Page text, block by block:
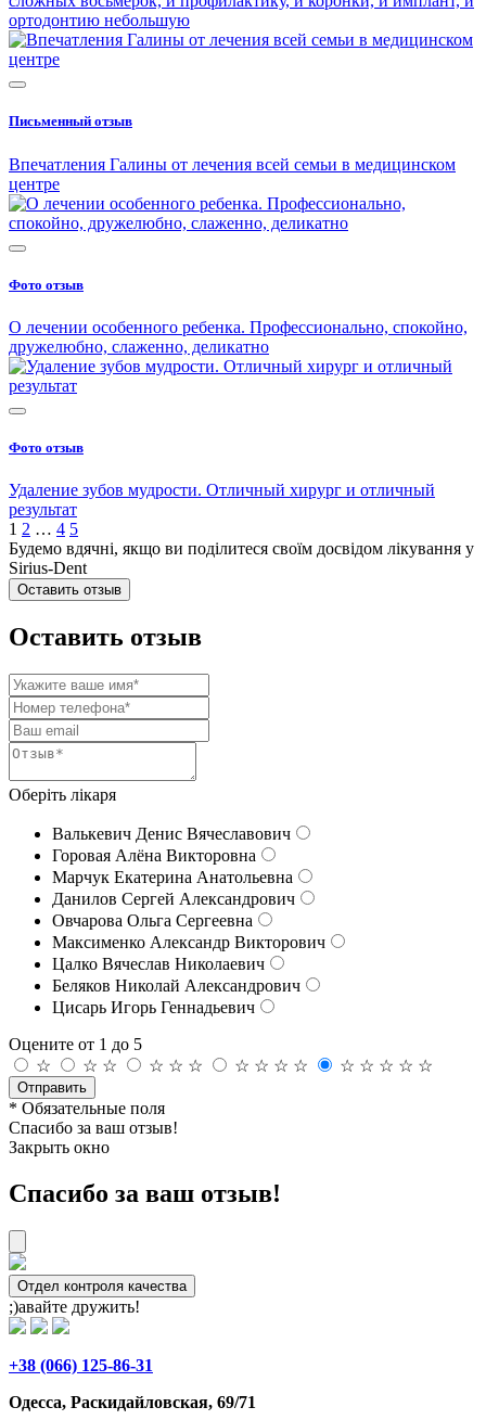
ортодонтию небольшую
Письменный отзыв
Впечатления Галины от лечения всей семьи в медицинском
центре
Фото отзыв
О лечении особенного ребенка. Профессионально, спокойно,
дружелюбно, слаженно, деликатно
Фото отзыв
Удаление зубов мудрости. Отличный хирург и отличный
результат
1 2 … 4 5
Будемо вдячні, якщо ви поділитеся своїм досвідом лікування у
Sirius-Dent
Оставить отзыв
Оставить отзыв
Оберіть лікаря
Валькевич Денис Вячеславович
Горовая Алёна Викторовна
Марчук Екатерина Анатольевна
Данилов Сергей Александрович
Овчарова Ольга Сергеевна
Максименко Александр Викторович
Цалко Вячеслав Николаевич
Беляков Николай Александрович
Цисарь Игорь Геннадьевич
Оцените от 1 до 5
☆
☆ ☆ ☆ ☆ ☆ ☆ ☆ ☆ ☆ ☆ ☆ ☆ ☆ ☆
Отправить
* Обязательные поля
Спасибо за ваш отзыв!
Закрыть окно
Спасибо за ваш отзыв!
Отдел контроля качества
;)авайте дружить!
+38 (066) 125-86-31
Одесса, Раскидайловская, 69/71